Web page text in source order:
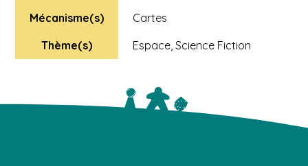
Mécanisme(s)
Cartes
Thème(s)
Espace, Science Fiction